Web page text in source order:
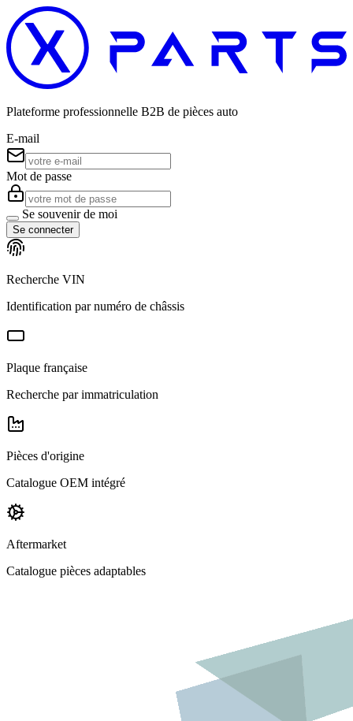
Plateforme professionnelle B2B de pièces auto
E-mail
Mot de passe
Se souvenir de moi
Se connecter
Recherche VIN
Identification par numéro de châssis
Plaque française
Recherche par immatriculation
Pièces d'origine
Catalogue OEM intégré
Aftermarket
Catalogue pièces adaptables